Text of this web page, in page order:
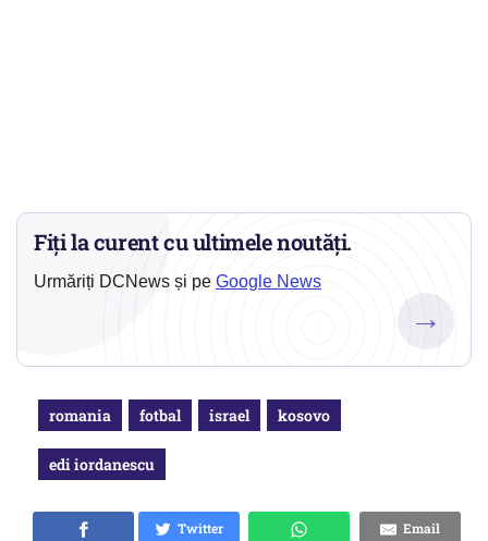
Fiți la curent cu ultimele noutăți.
Urmăriți DCNews și pe Google News
→
romania fotbal israel kosovo
edi iordanescu
Twitter
Email